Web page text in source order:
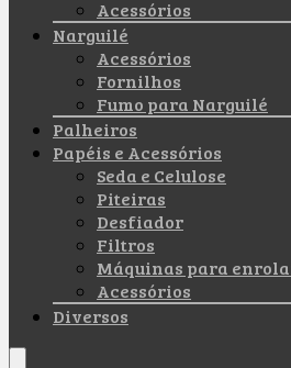
Acessórios
Narguilé
Acessórios
Fornilhos
Fumo para Narguilé
Palheiros
Papéis e Acessórios
Seda e Celulose
Piteiras
Desfiador
Filtros
Máquinas para
Acessórios
Diversos